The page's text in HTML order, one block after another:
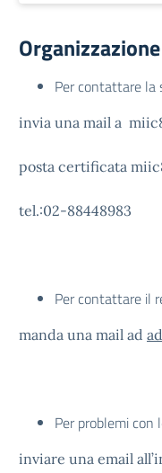
Per contattare la
invia una mail a
posta certificata
tel.:02-88448983
Per contattare il
manda una mail ad
Per problemi
inviare una email